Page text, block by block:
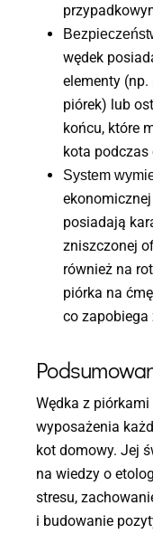
wędek
elementy (np.
piórek) lub
końcu, które
kota podczas
System
posiadają
zniszczonej
również na
piórka na
co zapobiega
Wędka z
wyposażenia
kot domowy. Jej
na wiedzy o
stresu,
i budowanie